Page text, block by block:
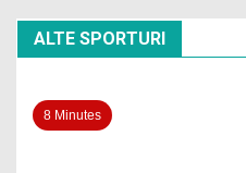
ALTE SPORTURI
8 Minutes